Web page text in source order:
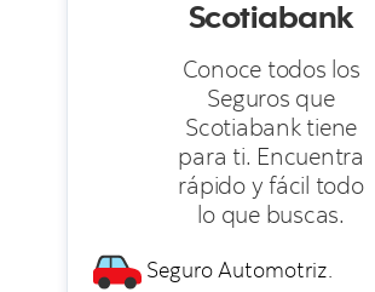
Scotiabank
Conoce todos los
Seguros que
Scotiabank tiene
para ti. Encuentra
rápido y fácil todo
lo que buscas.
Seguro Automotriz.